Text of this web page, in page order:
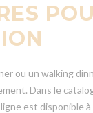
ou un walking
Dans le
est disponible